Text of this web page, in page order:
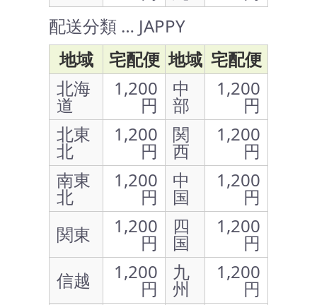
配送分類 … JAPPY
地域
宅配便 地域 宅配便
北海
道
1,200
円
中
部
1,200
円
北東
北
1,200
円
関
西
1,200
円
南東
北
1,200
円
中
国
1,200
円
関東
1,200
円
四
国
1,200
円
信越
1,200
円
九
州
1,200
円